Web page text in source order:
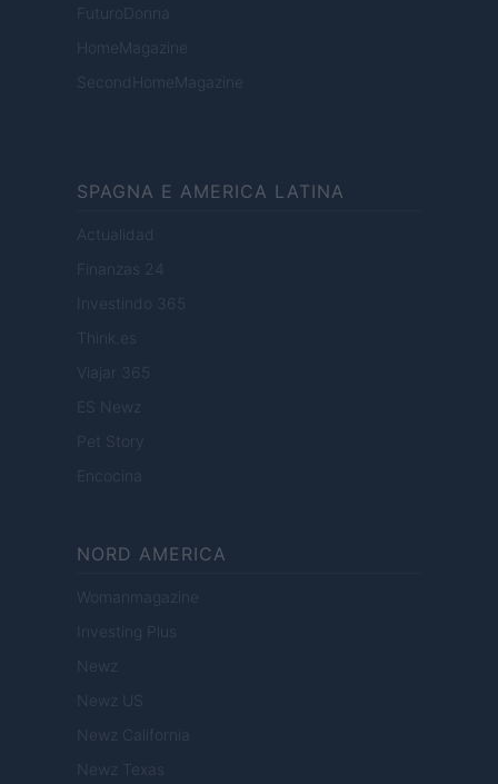
FuturoDonna
HomeMagazine
SecondHomeMagazine
SPAGNA E AMERICA LATINA
Actualidad
Finanzas 24
Investindo 365
Think.es
Viajar 365
ES Newz
Pet Story
Encocina
NORD AMERICA
Womanmagazine
Investing Plus
Newz
Newz US
Newz California
Newz Texas